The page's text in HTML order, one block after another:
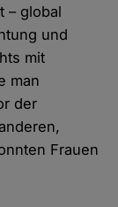
– global
und
mit
man
der
Frauen